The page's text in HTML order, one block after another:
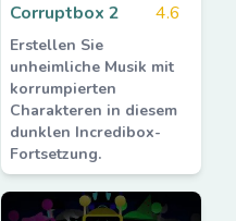
Corruptbox 2
4.6
Erstellen Sie
unheimliche Musik mit
korrumpierten
Charakteren in diesem
dunklen Incredibox-
Fortsetzung.